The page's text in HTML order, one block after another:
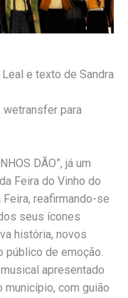
e texto de Sandra
wetransfer para
DÃO”, já um
Feira do Vinho do
Feira, reafirmando-se
seus ícones
história, novos
público de emoção.
apresentado
município, com guião